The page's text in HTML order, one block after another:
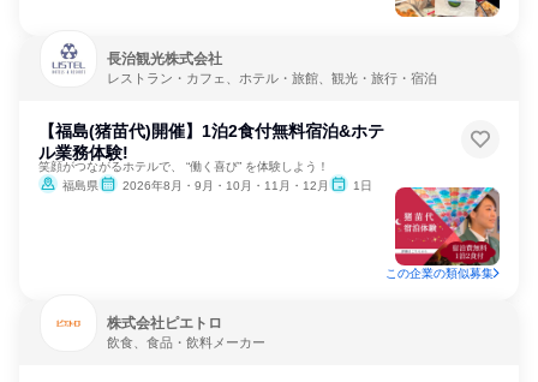
長治観光株式会社
レストラン・カフェ、ホテル・旅館、観光・旅行・宿泊
【福島(猪苗代)開催】1泊2食付無料宿泊&ホテ
ル業務体験!
笑顔がつながるホテルで、 “働く喜び” を体験しよう！
福島県
2026年8月・9月・10月・11月・12月 1日
この企業の類似募集
株式会社ピエトロ
飲食、食品・飲料メーカー